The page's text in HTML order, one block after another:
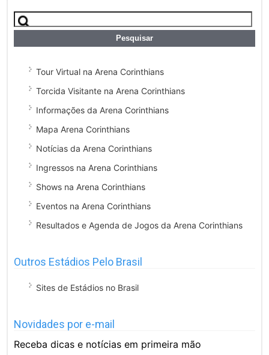
Tour Virtual na Arena Corinthians
Torcida Visitante na Arena Corinthians
Informações da Arena Corinthians
Mapa Arena Corinthians
Notícias da Arena Corinthians
Ingressos na Arena Corinthians
Shows na Arena Corinthians
Eventos na Arena Corinthians
Resultados e Agenda de Jogos da Arena Corinthians
Outros Estádios Pelo Brasil
Sites de Estádios no Brasil
Novidades por e-mail
Receba dicas e notícias em primeira mão